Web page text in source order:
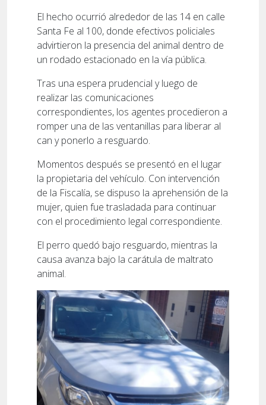
El hecho ocurrió alrededor de las 14 en calle
Santa Fe al 100, donde efectivos policiales
advirtieron la presencia del animal dentro de
un rodado estacionado en la vía pública.
Tras una espera prudencial y luego de
realizar las comunicaciones
correspondientes, los agentes procedieron a
romper una de las ventanillas para liberar al
can y ponerlo a resguardo.
Momentos después se presentó en el lugar
la propietaria del vehículo. Con intervención
de la Fiscalía, se dispuso la aprehensión de la
mujer, quien fue trasladada para continuar
con el procedimiento legal correspondiente.
El perro quedó bajo resguardo, mientras la
causa avanza bajo la carátula de maltrato
animal.